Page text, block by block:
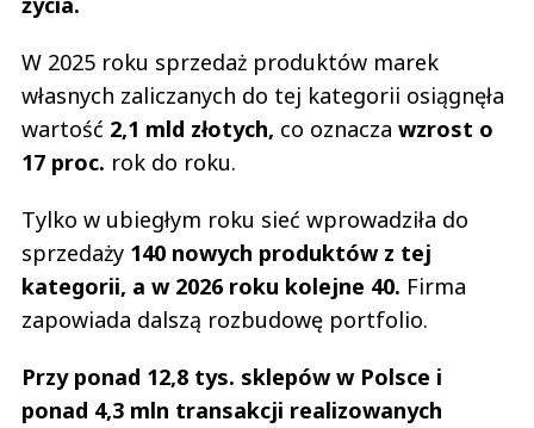
W 2025 roku sprzedaż produktów marek
własnych zaliczanych do tej kategorii osiągnęła
wartość 2,1 mld złotych, co oznacza wzrost o
17 proc. rok do roku.
Tylko w ubiegłym roku sieć wprowadziła do
sprzedaży 140 nowych produktów z tej
kategorii, a w 2026 roku kolejne 40. Firma
zapowiada dalszą rozbudowę portfolio.
Przy ponad 12,8 tys. sklepów w Polsce i
ponad 4,3 mln transakcji realizowanych